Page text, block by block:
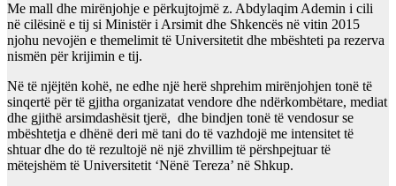
Me mall dhe mirënjohje e përkujtojmë z. Abdylaqim Ademin i cili
në cilësinë e tij si Ministër i Arsimit dhe Shkencës në vitin 2015
njohu nevojën e themelimit të Universitetit dhe mbështeti pa rezerva
nismën për krijimin e tij.
Në të njëjtën kohë, ne edhe një herë shprehim mirënjohjen tonë të
sinqertë për të gjitha organizatat vendore dhe ndërkombëtare, mediat
dhe gjithë arsimdashësit tjerë, dhe bindjen tonë të vendosur se
mbështetja e dhënë deri më tani do të vazhdojë me intensitet të
shtuar dhe do të rezultojë në një zhvillim të përshpejtuar të
mëtejshëm të Universitetit ‘Nënë Tereza’ në Shkup.